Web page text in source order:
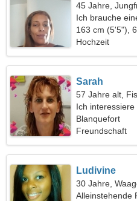
45 Jahre,
Ich brauche
163 cm (5'5"),
Hochzeit
Sarah
57 Jahre alt,
Ich
Blanquefort
Freundschaft
Ludivine
30 Jahre,
Alleinstehende